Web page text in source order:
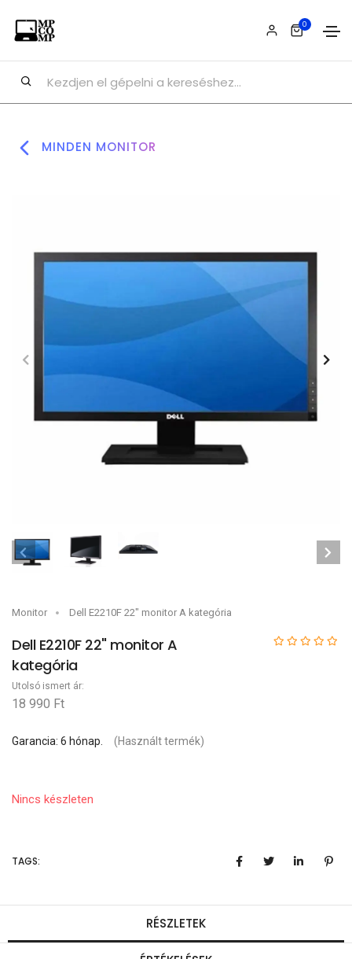
0
MINDEN MONITOR
Monitor Dell E2210F 22" monitor A kategória
Dell E2210F 22" monitor A
kategória
Utolsó ismert ár:
18 990 Ft
Garancia: 6 hónap. (Használt termék)
Nincs készleten
TAGS:
RÉSZLETEK